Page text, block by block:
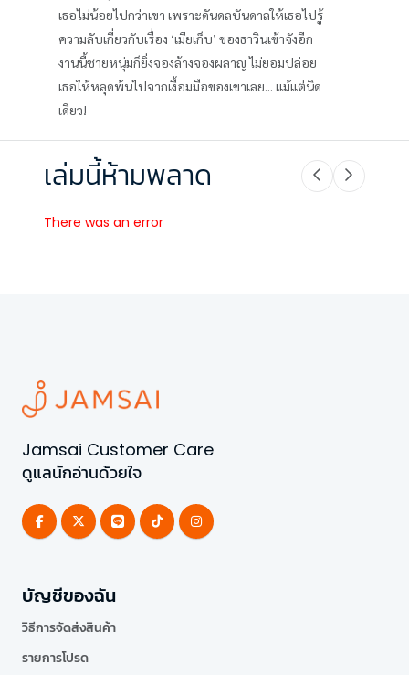
เธอไม่น้อยไปกว่าเขา เพราะดันดลบันดาลให้เธอไปรู้
ความลับเกี่ยวกับเรื่อง ‘เมียเก็บ’ ของธาวินเข้าจังอีก
งานนี้ชายหนุ่มก็ยิ่งจองล้างจองผลาญ ไม่ยอมปล่อย
เธอให้หลุดพ้นไปจากเงื้อมมือของเขาเลย... แม้แต่นิด
เดียว!
เล่มนี้ห้ามพลาด
There was an error
Jamsai Customer Care
ดูแลนักอ่านด้วยใจ
บัญชีของฉัน
วิธีการจัดส่งสินค้า
รายการโปรด